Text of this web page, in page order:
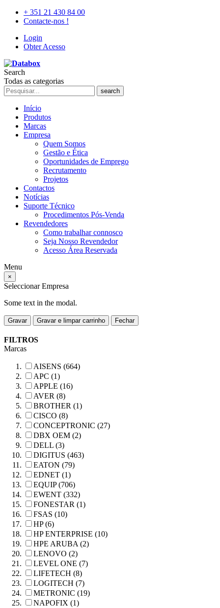
+ 351 21 430 84 00
Contacte-nos !
Login
Obter Acesso
Search
Todas as categorias
search
Início
Produtos
Marcas
Empresa
Quem Somos
Gestão e Ética
Oportunidades de Emprego
Recrutamento
Projetos
Contactos
Notícias
Suporte Técnico
Procedimentos Pós-Venda
Revendedores
Como trabalhar connosco
Seja Nosso Revendedor
Acesso Área Reservada
Menu
×
Seleccionar Empresa
Some text in the modal.
Gravar Gravar e limpar carrinho Fechar
FILTROS
Marcas
AISENS (664)
APC (1)
APPLE (16)
AVER (8)
BROTHER (1)
CISCO (8)
CONCEPTRONIC (27)
DBX OEM (2)
DELL (3)
DIGITUS (463)
EATON (79)
EDNET (1)
EQUIP (706)
EWENT (332)
FONESTAR (1)
FSAS (10)
HP (6)
HP ENTERPRISE (10)
HPE ARUBA (2)
LENOVO (2)
LEVEL ONE (7)
LIFETECH (8)
LOGITECH (7)
METRONIC (19)
NAPOFIX (1)